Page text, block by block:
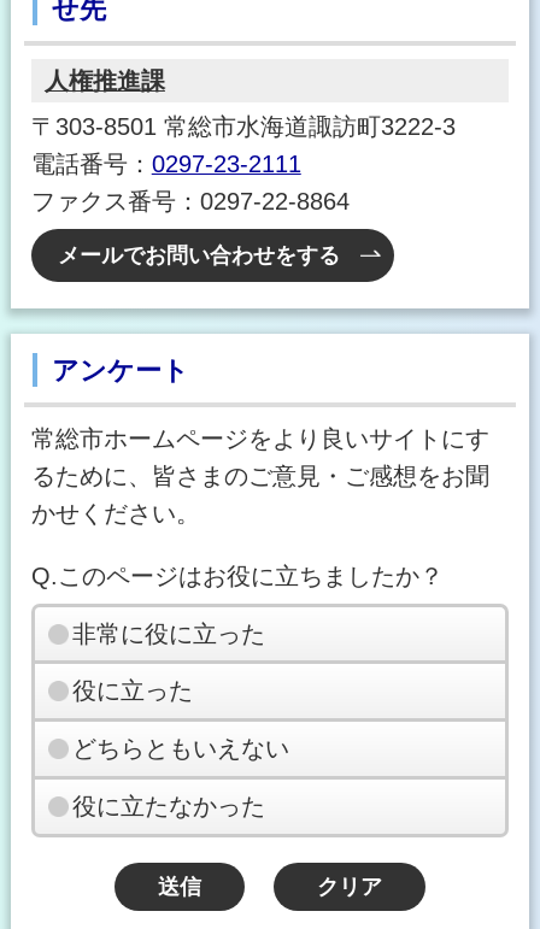
せ先
人権推進課
〒303-8501 常総市水海道諏訪町3222-3
電話番号： 0297-23-2111
ファクス番号：0297-22-8864
メールでお問い合わせをする
アンケート
常総市ホームページをより良いサイトにす
るために、皆さまのご意見・ご感想をお聞
かせください。
Q.このページはお役に立ちましたか？
非常に役に立った
役に立った
どちらともいえない
役に立たなかった